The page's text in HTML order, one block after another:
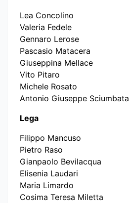
Lea Concolino
Valeria Fedele
Gennaro Lerose
Pascasio Matacera
Giuseppina Mellace
Vito Pitaro
Michele Rosato
Antonio Giuseppe Sciumbata
Lega
Filippo Mancuso
Pietro Raso
Gianpaolo Bevilacqua
Elisenia Laudari
Maria Limardo
Cosima Teresa Miletta